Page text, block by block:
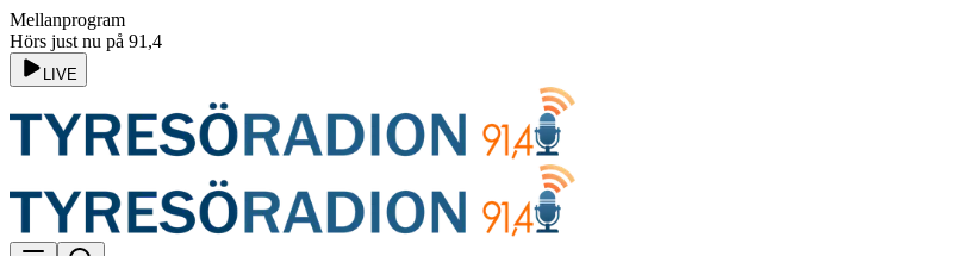
Mellanprogram
Hörs just nu på 91,4
LIVE